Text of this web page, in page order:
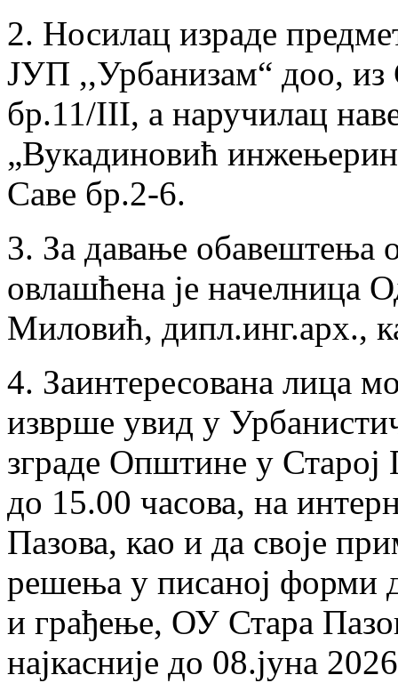
2. Носилац израде
ЈУП ,,Урбанизам“ доо, из
бр.11/III, а наручилац
„Вукадиновић
Саве бр.2-6.
3. За давање обавештења
овлашћена је начелница
Миловић, дипл.инг.арх.,
4. Заинтересована лица
изврше увид у
зграде Општине у
до 15.00 часова, на
Пазова, као и да своје
решења у писаној форми
и грађење, ОУ Стара
најкасније до 08.јуна